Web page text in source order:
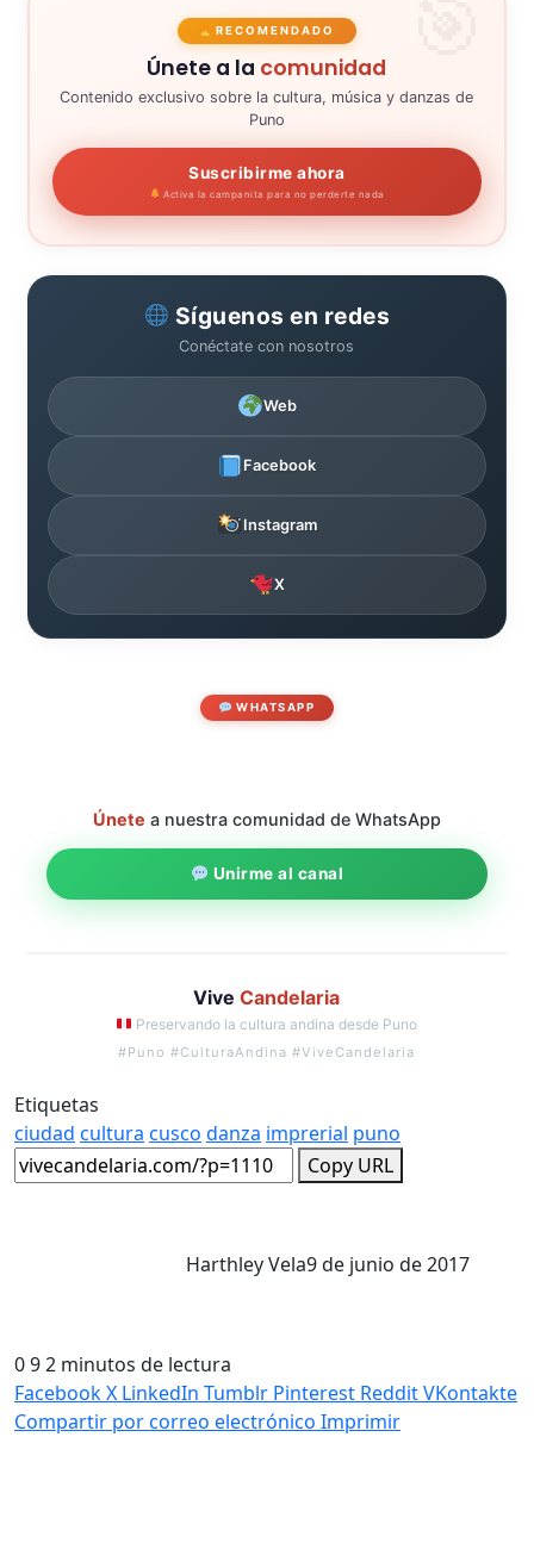
RECOMENDADO
Únete a la comunidad
Contenido exclusivo sobre la cultura, música y danzas de
Puno
Suscribirme ahora
Activa la campanita para no perderte nada
Síguenos en redes
Conéctate con nosotros
Web
Facebook
Instagram
X
WHATSAPP
Únete a nuestra comunidad de WhatsApp
Unirme al canal
ViveCandelaria
Preservando la cultura andina desde Puno
#Puno #CulturaAndina #ViveCandelaria
Etiquetas
ciudad cultura cusco danza imprerial puno
Copy URL
Harthley Vela9 de junio de 2017
092 minutos de lectura
FacebookX LinkedIn Tumblr Pinterest RedditVKontakte
Compartir por correo electrónico Imprimir